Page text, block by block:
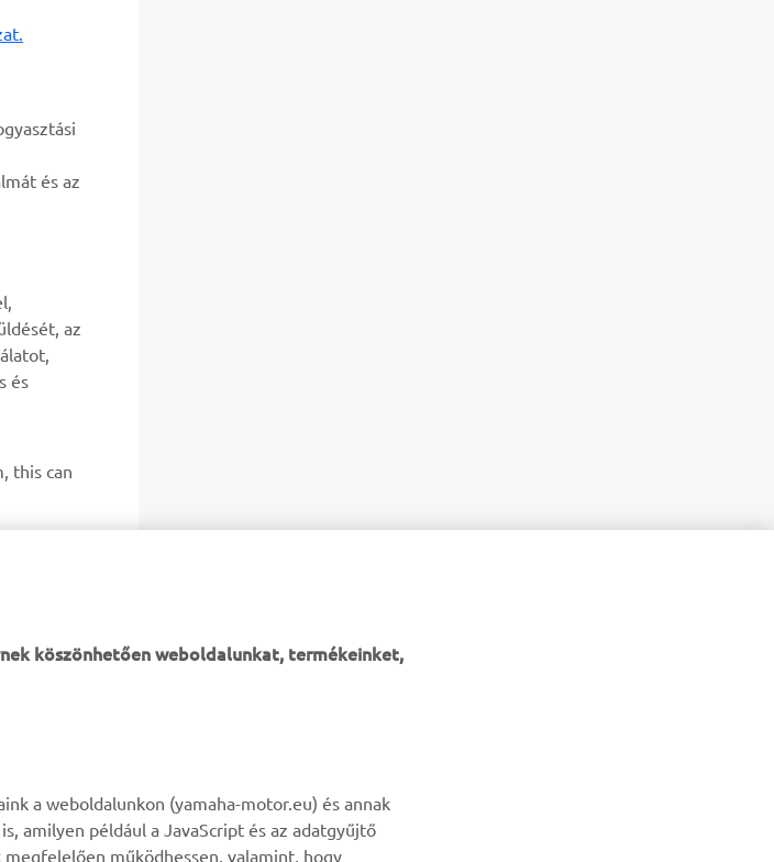
és az
az
és
this can
Alkatrész katalógus
Legyél az elsők között, aki a legújabb ajánlatokról, különleges
köszönhetően weboldalunkat, termékeinket,
a weboldalunkon (yamaha-motor.eu) és annak
amilyen például a JavaScript és az adatgyűjtő
működhessen, valamint, hogy